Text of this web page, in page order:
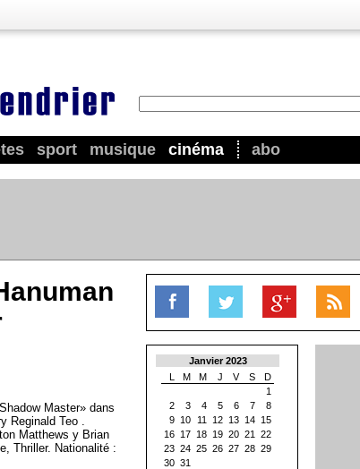
sport musique cinéma abo
Master» dans
Reginald Teo .
Matthews y Brian
Thriller. Nationalité :
Janvier 2023
L
M M J V S
D
1
2
3 4 5 6 7
8
9 10 11 12 13 14 15
16 17 18 19 20 21
22
23 24 25 26 27 28 29
30 31